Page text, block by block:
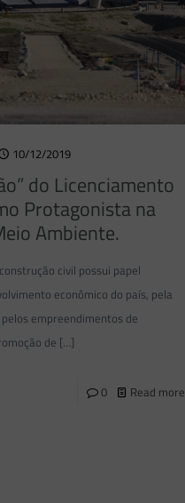
10/12/2019
do Licenciamento
Protagonista na
Ambiente.
civil possui papel
econômico do país, pela
empreendimentos de
de […]
0 Read more